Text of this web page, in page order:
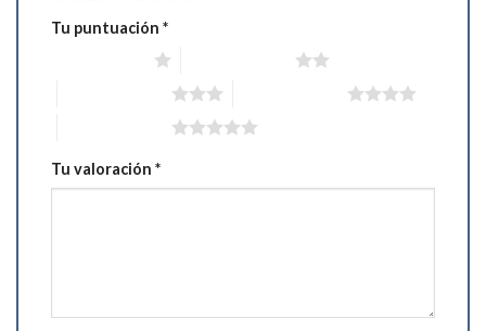
Tu puntuación *
Tu valoración *